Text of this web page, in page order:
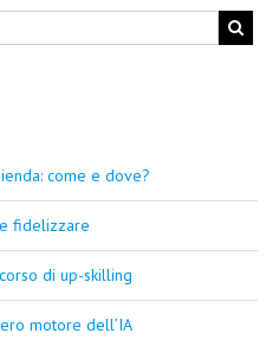
come e dove?
fidelizzare
di up-skilling
motore dell’IA